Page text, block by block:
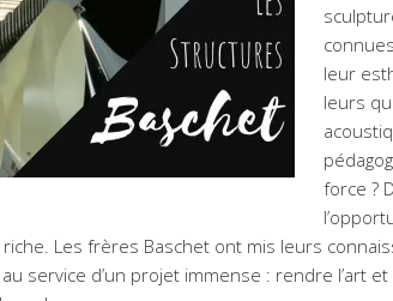
leur
leurs
force ?
Les frères Baschet ont mis leurs
service d’un projet immense : rendre l’art et